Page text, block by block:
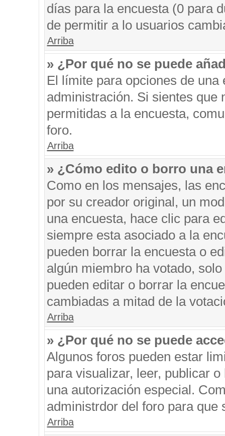
días para la encuesta (0 para
de permitir a lo usuarios
Arriba
» ¿Por qué no se puede
El límite para opciones de una
administración. Si sientes que
permitidas a la encuesta,
foro.
Arriba
» ¿Cómo edito o borro una
Como en los mensajes, las
por su creador original, un
una encuesta, hace clic para
siempre esta asociado a la
pueden borrar la encuesta o
algún miembro ha votado,
pueden editar o borrar la
cambiadas a mitad de la
Arriba
» ¿Por qué no se puede
Algunos foros pueden estar
para visualizar, leer, publicar
una autorización especial.
administrdor del foro para que
Arriba